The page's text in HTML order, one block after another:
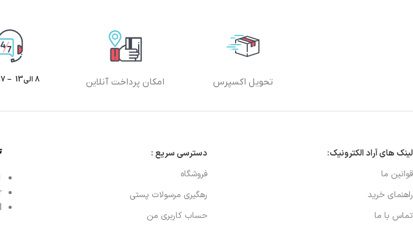
تحویل اکسپرس امکان پرداخت آنلاین 8 الی13 – 17 الی 21
لینک های آراد الکترونیک:
قوانین ما
راهنمای خرید
تماس با ما
دسترسی سریع :
فروشگاه
رهگیری مرسولات پستی
حساب کاربری من